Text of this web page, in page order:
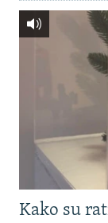
Kako su